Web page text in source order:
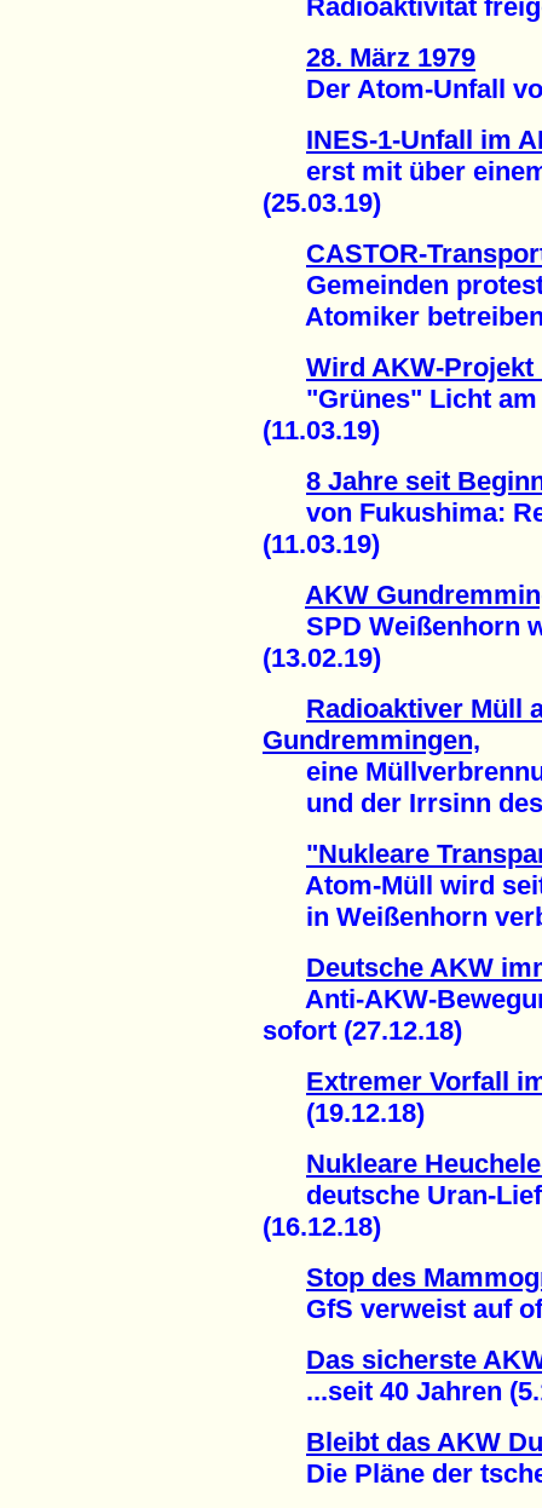
Radioaktivität
28. März 1979
Der Atom-Unfall
INES-1-Unfall im
erst mit über einem
(25.03.19)
CASTOR-
Gemeinden
Atomiker betreiben
Wird AKW-
"Grünes" Licht am
(11.03.19)
8 Jahre seit
von Fukushima:
(11.03.19)
AKW
SPD Weißenhorn
(13.02.19)
Radioaktiver Müll
Gundremmingen,
eine
und der Irrsinn des
"Nukleare
Atom-Müll wird
in Weißenhorn
Deutsche AKW
Anti-AKW-
sofort (27.12.18)
Extremer Vorfall
(19.12.18)
Nukleare
deutsche Uran-
(16.12.18)
Stop des
GfS verweist auf
Das sicherste
...seit 40 Jahren
Bleibt das AKW
Die Pläne der